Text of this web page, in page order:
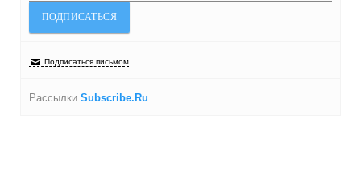
Подписаться письмом
Рассылки Subscribe.Ru